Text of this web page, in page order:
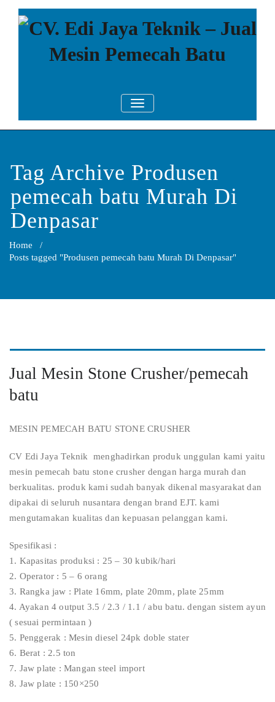
CV. Edi Jaya
Teknik – Jual
Pemecah Batu
TOGGLE NAVIGATION
Tag Archive Produsen
pemecah batu Murah Di
Denpasar
Home /
Posts tagged "Produsen pemecah batu Murah Di Denpasar"
Jual Mesin Stone Crusher/pemecah
batu
MESIN PEMECAH BATU STONE CRUSHER
CV Edi Jaya Teknik menghadirkan produk unggulan kami yaitu
mesin pemecah batu stone crusher dengan harga murah dan
berkualitas. produk kami sudah banyak dikenal masyarakat dan
dipakai di seluruh nusantara dengan brand EJT. kami
mengutamakan kualitas dan kepuasan pelanggan kami.
Spesifikasi :
1. Kapasitas produksi : 25 – 30 kubik/hari
2. Operator : 5 – 6 orang
3. Rangka jaw : Plate 16mm, plate 20mm, plate 25mm
4. Ayakan 4 output 3.5 / 2.3 / 1.1 / abu batu. dengan sistem ayun
( sesuai permintaan )
5. Penggerak : Mesin diesel 24pk doble stater
6. Berat : 2.5 ton
7. Jaw plate : Mangan steel import
8. Jaw plate : 150×250